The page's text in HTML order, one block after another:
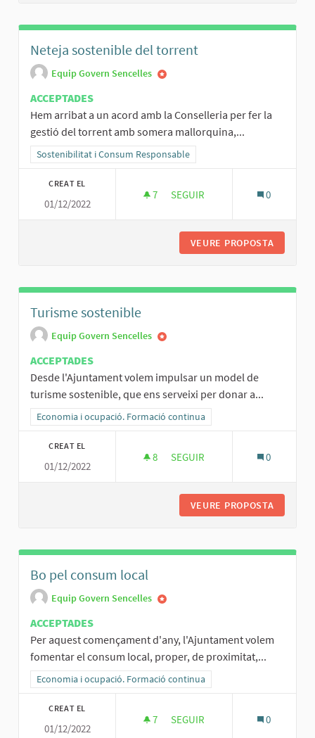
Neteja sostenible del torrent
Equip Govern Sencelles
ACCEPTADES
Hem arribat a un acord amb la Conselleria per fer la
gestió del torrent amb somera mallorquina,...
Resultats al filtrar per la categoria: Sostenibilitat i Consum
Sostenibilitat i Consum Responsable
CREAT EL
01/12/2022
7 7 SEGUIDORES
SEGUIR 0
VEURE PROPOSTA
Turisme sostenible
Equip Govern Sencelles
ACCEPTADES
Desde l'Ajuntament volem impulsar un model de
turisme sostenible, que ens serveixi per donar a...
Resultats al filtrar per la categoria: Economia i ocupació.
Economia i ocupació. Formació continua
CREAT EL
01/12/2022
8 8 SEGUIDORES
SEGUIR 0
VEURE PROPOSTA
Bo pel consum local
Equip Govern Sencelles
ACCEPTADES
Per aquest començament d'any, l'Ajuntament volem
fomentar el consum local, proper, de proximitat,...
Resultats al filtrar per la categoria: Economia i ocupació.
Economia i ocupació. Formació continua
CREAT EL
01/12/2022
7 7 SEGUIDORES
SEGUIR 0